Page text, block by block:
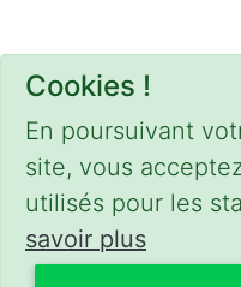
Cookies !
En poursuivant
site, vous
utilisés pour les
savoir plus
CONDITIONS-